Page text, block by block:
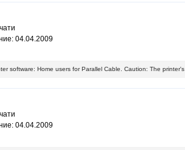
04.04.2009
software: Home users for Parallel Cable. Caution: The
04.04.2009